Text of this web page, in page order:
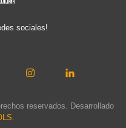
sociales!
reservados. Desarrollado